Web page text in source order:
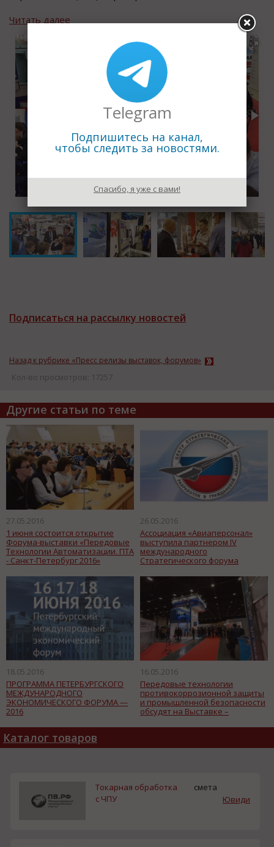
Читать далее
Подписаться на рассылку новостей
Назад к рубрике «Пресс релизы выставок, форумов»
Кол-во просмотров: 17257
Другие статьи по теме
27.05.2016
1 июня состоится открытие
Форума-выставки «Передовые
Технологии Автоматизации. ПТА
- Санкт-Петербург 2016»
26.05.2016
Ассоциация «Авиаперсонал»
выступила партнером IV
международного
Стратегического форума
18.05.2016
ПРОГРАММА ПЕТЕРБУРГСКОГО
МЕЖДУНАРОДНОГО
ЭКОНОМИЧЕСКОГО ФОРУМА —
2016
16.05.2016
Передовые технологии
противокоррозионной защиты
и промышленной безопасности
обсудят на Выставке –
2016» в Петербурге.
Каталог товаров
Токарная обработка
с ЧПУ
смета
Ювиди
Telegram
Подпишитесь на канал,
чтобы следить за новостями.
Спасибо, я уже с вами!